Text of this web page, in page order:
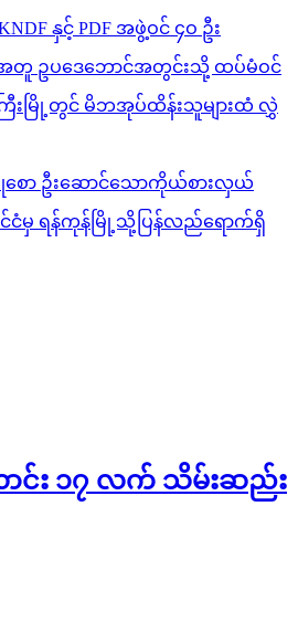
KNDF နှင့် PDF အဖွဲ့ဝင် ၄ဝ ဦး
အတူ ဥပဒေဘောင်အတွင်းသို့ ထပ်မံဝင်​
ြီးမြို့တွင် မိဘအုပ်ထိန်းသူများထံ လွှဲ​
ော ဦးဆောင်သောကိုယ်စားလှယ်
င်ငံမှ ရန်ကုန်မြို့သို့ပြန်လည်ရောက်ရှိ
ောင်း ၁၇ လက် သိမ်းဆည်း